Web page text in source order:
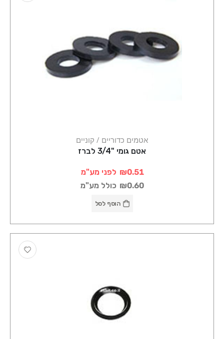
אטמים כדוריים / קוניים
אטם גומי "3/4 לברז
₪0.51 לפני מע"מ
₪0.60 כולל מע"מ
הוסף לסל